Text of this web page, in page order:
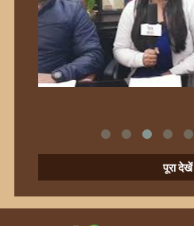
पूरा देखें